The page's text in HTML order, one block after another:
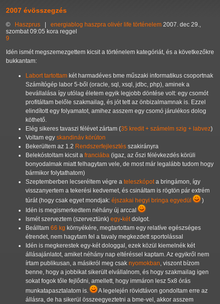
2007 évösszegzés
© Haszprus energiablog haszpra olivér life történelem 2007. dec 29.,
szombat 09:05 kora reggel
9
Idén ismét megszemezgettem kicsit a történelem kategóriát, és a következőkre
bukkantam:
Labort tartottam két harmadéves bme műszaki informatikus csoportnak
Számítógép labor 5-ből (oracle, sql, xsql, jdbc, php), aminek a
bevállalása így utólag életem egyik legjobb döntése volt: egy csomót
profitáltam belőle szakmailag, és jót tett az önbizalmamnak is. Ezzel
elindított egy folyamatot, amihez asszem egy csomó járulékos dolog
köthető.
Elég sikeres tavaszi félévet zártam (35 kredit + számelm szig + labvez)
Voltam egy skandináv körúton
Bekerültem az 1.2 Rendszerfejlesztés szakirányra
Belekóstoltam kicsit a franciába (igaz, az őszi félévkezdés körüli
bonyodalmak miatt felhagytam vele, de most már legalább tudom hogy
bármikor folytathatom)
Szeptemberben lecseréltem végre a teleszkópota bringámon, így
visszanyertem a tekerési kedvemet, és csináltam is rögtön pár extrém
túrát (hogy csak egyet mondjak: éjszakai hegyi bringa egyedül
)
Idén is megismerkedtem néhány új arccal
Ismét szerveztem (szerveztünk) egy-kétdolgot.
Beálltam 66 kg környékére, megtartottam egy relatíve egészséges
étrendet, nem hagytam fel a tavaly megkezdett sportolással
Idén is megkerestek egy-két dologgal, ezek közül kiemelnék két
állásajánlatot, amiket néhány nap eltéréssel kaptam. Az egyikről nem
írtam publikusan, a másikról meg csak nyomokban, viszont bízom
benne, hogy a jobbikat sikerült elvállalnom, és hogy szakmailag igen
sokat fogok tőle fejlődni, amellett, hogy immáron lesz 5x8 órás
munkatapasztalatom is.
A legelején rövidtávon gondoltam erre az
állásra, de ha sikerül összeegyeztetni a bme-vel, akkor asszem